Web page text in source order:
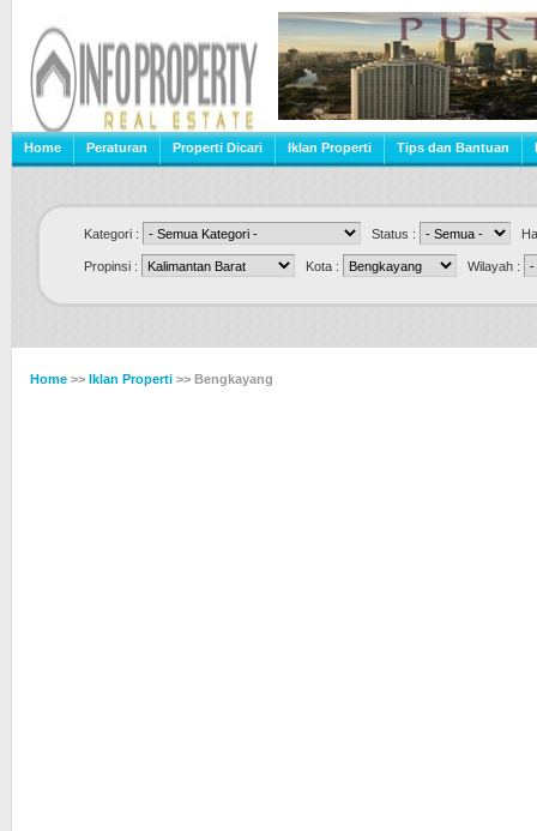
Home Peraturan Properti Dicari Iklan Properti Tips dan Bantuan
Kategori : Status :
Propinsi : Kota : Wilayah :
Home >> Iklan Properti >> Bengkayang